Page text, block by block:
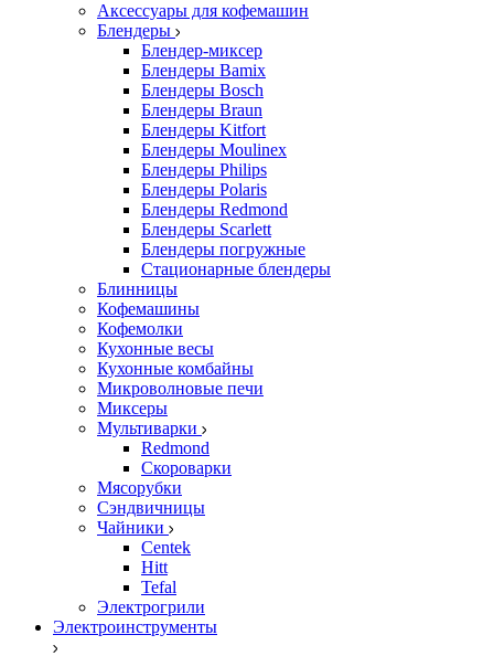
Аксессуары для кофемашин
Блендеры
Блендер-миксер
Блендеры Bamix
Блендеры Bosch
Блендеры Braun
Блендеры Kitfort
Блендеры Moulinex
Блендеры Philips
Блендеры Polaris
Блендеры Redmond
Блендеры Scarlett
Блендеры погружные
Стационарные блендеры
Блинницы
Кофемашины
Кофемолки
Кухонные весы
Кухонные комбайны
Микроволновые печи
Миксеры
Мультиварки
Redmond
Скороварки
Мясорубки
Сэндвичницы
Чайники
Centek
Hitt
Tefal
Электрогрили
Электроинструменты